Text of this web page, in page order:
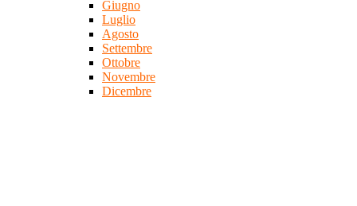
Giugno
Luglio
Agosto
Settembre
Ottobre
Novembre
Dicembre